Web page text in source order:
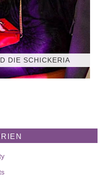
DIE SCHICKERIA